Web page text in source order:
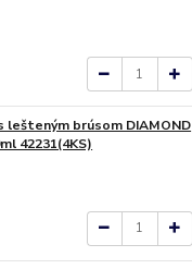
lešteným brúsom DIAMOND
42231(4KS)